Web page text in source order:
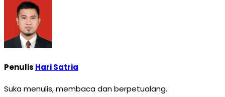
Penulis Hari Satria
Suka menulis, membaca dan berpetualang.